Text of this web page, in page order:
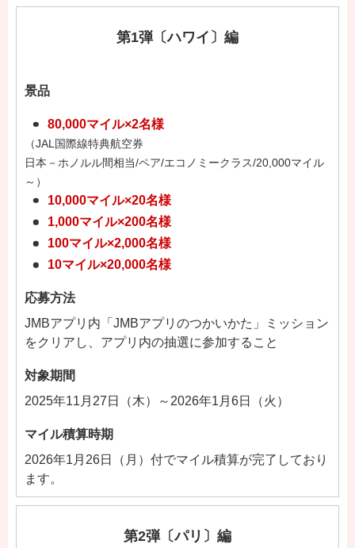
第1弾〔ハワイ〕編
景品
80,000マイル×2名様
（JAL国際線特典航空券
日本－ホノルル間相当/ペア/エコノミークラス/20,000マイル
～）
10,000マイル×20名様
1,000マイル×200名様
100マイル×2,000名様
10マイル×20,000名様
応募方法
JMBアプリ内「JMBアプリのつかいかた」ミッション
をクリアし、アプリ内の抽選に参加すること
対象期間
2025年11月27日（木）～2026年1月6日（火）
マイル積算時期
2026年1月26日（月）付でマイル積算が完了しており
ます。
第2弾〔パリ〕編